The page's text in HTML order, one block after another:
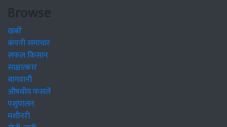
Browse
खबरें
कंपनी समाचार
सफल किसान
साक्षात्कार
बागवानी
औषधीय फसलें
पशुपालन
मशीनरी